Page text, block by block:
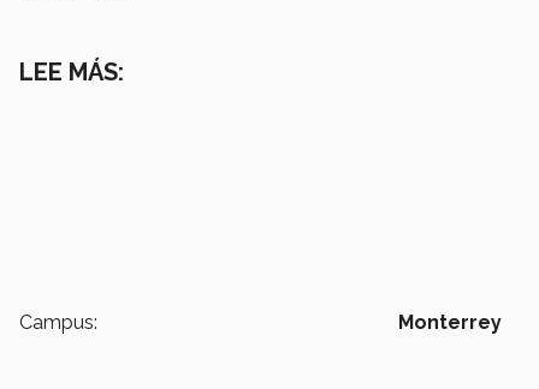
LEE MÁS:
Campus: Monterrey